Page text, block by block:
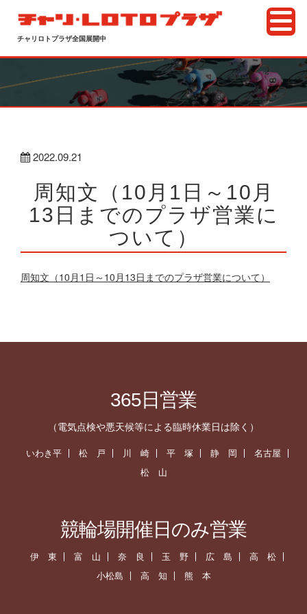
チャリロトプラザ全国展開中
2022.09.21
周知文（10月1日～10月
13日までのプラザ営業に
ついて）
周知文（10月1日～10月13日までのプラザ営業について）
365日営業
（電気点検や悪天候等による臨時休業日は除く）
いわき平 松 戸 川 崎 平 塚 静 岡
名古屋
松 山
競輪場開催日のみ営業
伊 東 富 山 奈 良 玉 野 広 島
高 松
小松島
高 知 熊 本